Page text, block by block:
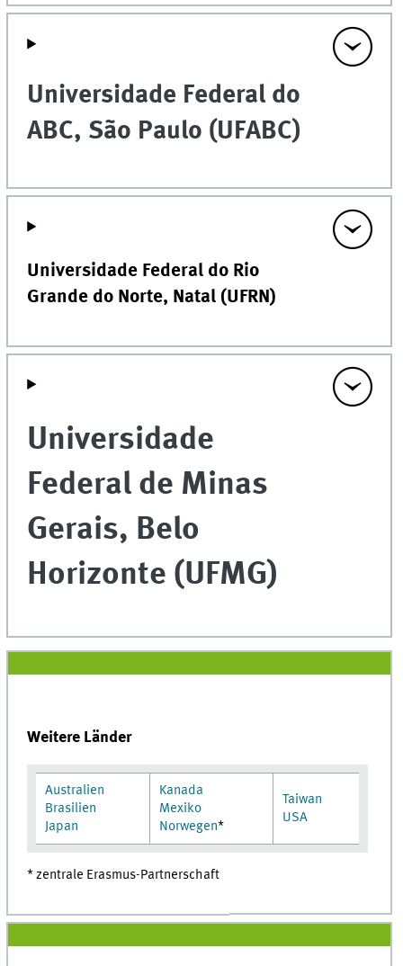
Universidade Federal do
ABC, São Paulo (UFABC)
Universidade Federal do Rio
Grande do Norte, Natal (UFRN)
Universidade
Federal de Minas
Gerais, Belo
Horizonte (UFMG)
Weitere Länder
Australien
Brasilien
Japan
Kanada
Mexiko
Norwegen*
Taiwan
USA
* zentrale Erasmus-Partnerschaft